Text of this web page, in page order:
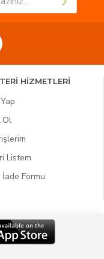
HİZMETLERİ
Ol
Listem
Formu